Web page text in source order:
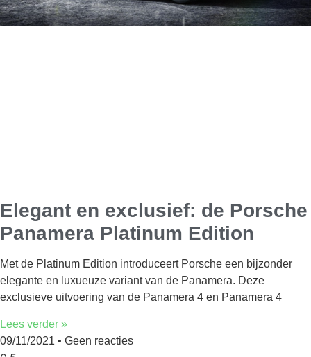
Elegant en exclusief: de Porsche
Panamera Platinum Edition
Met de Platinum Edition introduceert Porsche een bijzonder
elegante en luxueuze variant van de Panamera. Deze
exclusieve uitvoering van de Panamera 4 en Panamera 4
Lees verder »
09/11/2021
Geen reacties